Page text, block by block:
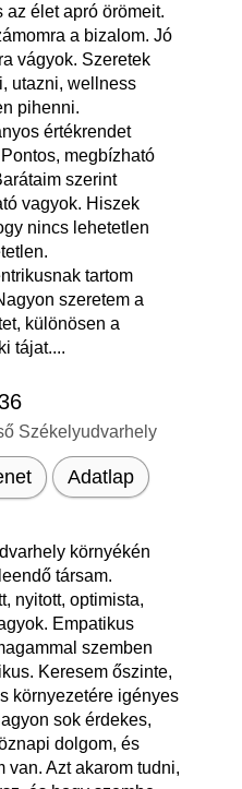
az élet apró örömeit.
a bizalom. Jó
vágyok. Szeretek
utazni, wellness
pihenni.
értékrendet
megbízható
szerint
vagyok. Hiszek
nincs lehetetlen
tartom
szeretem a
különösen a
tájat....
Székelyudvarhely
Adatlap
környékén
társam.
nyitott, optimista,
Empatikus
szemben
Keresem őszinte,
környezetére igényes
sok érdekes,
dolgom, és
van. Azt akarom tudni,